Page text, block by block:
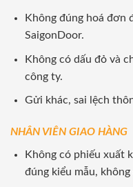
Không đúng hoá đơn
SaigonDoor.
Không có dấu đỏ và
công ty.
Gửi khác, sai lệch
NHÂN VIÊN GIAO HÀNG
Không có phiếu xuất
đúng kiểu mẫu,